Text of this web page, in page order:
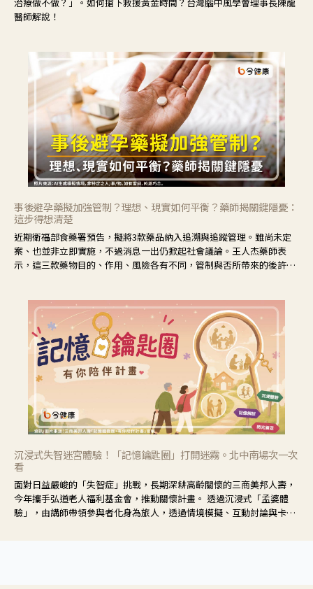
醫師解說！
事後避孕藥擬加強管制？理想、現實如何平衡？藥師揭關鍵隱憂：
這步得想清楚
近期衛福部食藥署預告，擬將3款藥品納入追溯與追蹤管理。雖尚未定
案、也並非立即實施，不過消息一出仍掀起社會議論。王人杰藥師表
示，這三款藥物目的、作用、風險各有不同，管制與否所帶來的後許影
沉浸式失智迷宮體驗！「記憶鑰匙圈」打開迷霧。北中南場次一次
看
面對日益嚴峻的「失智症」挑戰，長期深耕高齡關懷的三商美邦人壽，
今年攜手弘道老人福利基金會，推動關懷計畫。 透過沉浸式「孟婆體
驗」，由講師帶領參與者化身為旅人，透過情境模擬、互動討論與卡牌